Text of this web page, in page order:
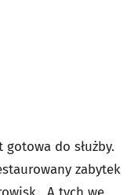
do służby.
zabytek